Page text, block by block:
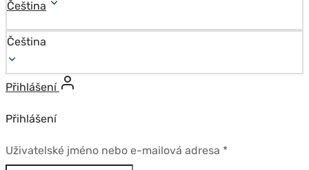
Čeština
Čeština
Přihlášení
Přihlášení
Uživatelské jméno nebo e-mailová adresa *Povinné